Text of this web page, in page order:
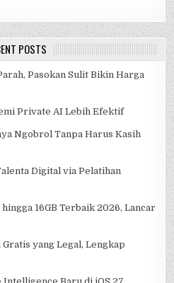
POSTS
Pasokan Sulit Bikin Harga
Private AI Lebih Efektif
Ngobrol Tanpa Harus Kasih
Digital via Pelatihan
16GB Terbaik 2026, Lancar
yang Legal, Lengkap